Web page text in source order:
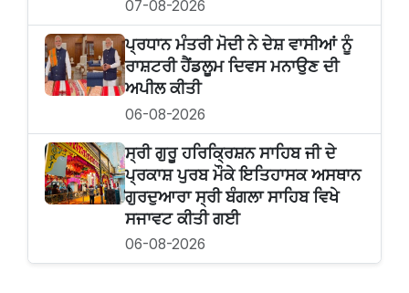
07-08-2026
ਪ੍ਰਧਾਨ ਮੰਤਰੀ ਮੋਦੀ ਨੇ ਦੇਸ਼ ਵਾਸੀਆਂ ਨੂੰ
ਰਾਸ਼ਟਰੀ ਹੈਂਡਲੂਮ ਦਿਵਸ ਮਨਾਉਣ ਦੀ
ਅਪੀਲ ਕੀਤੀ
06-08-2026
ਸ੍ਰੀ ਗੁਰੂ ਹਰਿਕ੍ਰਿਸ਼ਨ ਸਾਹਿਬ ਜੀ ਦੇ
ਪ੍ਰਕਾਸ਼ ਪੁਰਬ ਮੌਕੇ ਇਤਿਹਾਸਕ ਅਸਥਾਨ
ਗੁਰਦੁਆਰਾ ਸ੍ਰੀ ਬੰਗਲਾ ਸਾਹਿਬ ਵਿਖੇ
ਸਜਾਵਟ ਕੀਤੀ ਗਈ
06-08-2026